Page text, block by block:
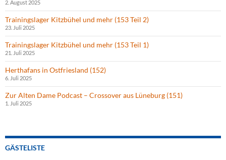
2. August 2025
Trainingslager Kitzbühel und mehr (153 Teil 2)
23. Juli 2025
Trainingslager Kitzbühel und mehr (153 Teil 1)
21. Juli 2025
Herthafans in Ostfriesland (152)
6. Juli 2025
Zur Alten Dame Podcast – Crossover aus Lüneburg (151)
1. Juli 2025
GÄSTELISTE